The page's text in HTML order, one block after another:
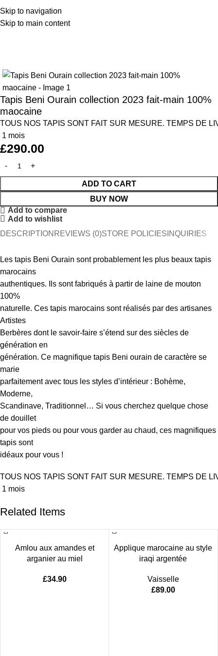
Skip to navigation
Skip to main content
Tapis Beni Ourain collection 2023 fait-main 100%
maocaine
TOUS NOS TAPIS SONT FAIT SUR MESURE. TEMPS DE
1 mois
£290.00
ADD TO CART
BUY NOW
Add to compare
Add to wishlist
DESCRIPTION REVIEWS (0)STORE POLICIES INQUIRIES
Les tapis Beni Ourain sont probablement les plus beaux tapis
marocains
authentiques. Ils sont fabriqués à partir de laine de mouton
100%
naturelle. Ces tapis marocains sont réalisés par des artisanes
Artistes
Berbères dont le savoir-faire s’étend sur des siècles de
génération en
génération. Ce magnifique tapis Beni ourain de caractère se
marie
parfaitement avec tous les styles d’intérieur : Bohème,
Moderne,
Scandinave, Traditionnel… Si vous cherchez quelque chose
de douillet
pour vos pieds ou pour vous garder au chaud, ces magnifiques
tapis sont
idéaux pour vous !
TOUS NOS TAPIS SONT FAIT SUR MESURE. TEMPS DE
1 mois
Related Items
Amlou aux amandes et
arganier au miel
£34.90
Applique marocaine au style
iraqi argentée
Vaisselle
£89.00